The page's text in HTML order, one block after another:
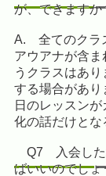
が、できますか
A. 全てのクラ
アウアナが含
うクラスはあ
する場合があ
日のレッスン
化の話だけとな
Q7 入会した
ばいいのでしょ